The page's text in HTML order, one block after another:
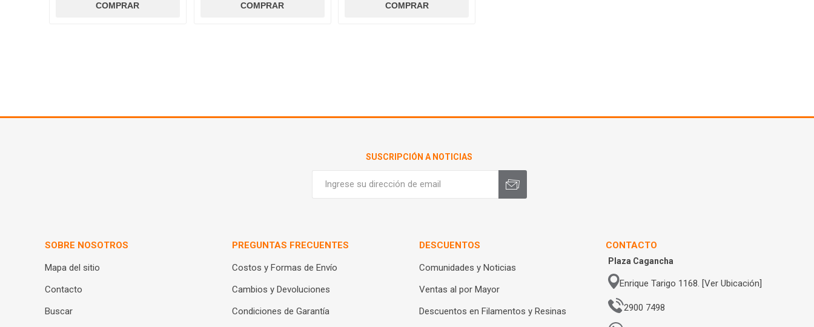
SUSCRIPCIÓN A NOTICIAS
SOBRE NOSOTROS
Mapa del sitio
Contacto
Buscar
PREGUNTAS FRECUENTES
Costos y Formas de Envío
Cambios y Devoluciones
Condiciones de Garantía
DESCUENTOS
Comunidades y Noticias
Ventas al por Mayor
Descuentos en Filamentos y Resinas
CONTACTO
Plaza Cagancha
Enrique Tarigo 1168. [Ver Ubicación]
2900 7498